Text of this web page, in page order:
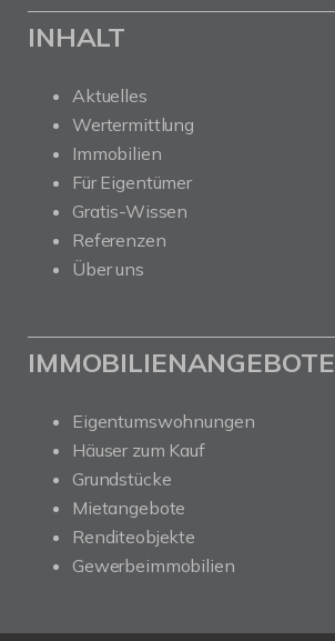
INHALT
Aktuelles
Wertermittlung
Immobilien
Für Eigentümer
Gratis-Wissen
Referenzen
Über uns
IMMOBILIENANGEBOTE
Eigentumswohnungen
Häuser zum Kauf
Grundstücke
Mietangebote
Renditeobjekte
Gewerbeimmobilien